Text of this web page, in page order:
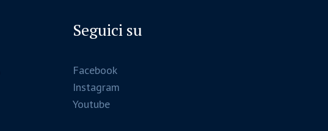
Seguici su
Facebook
Instagram
Youtube